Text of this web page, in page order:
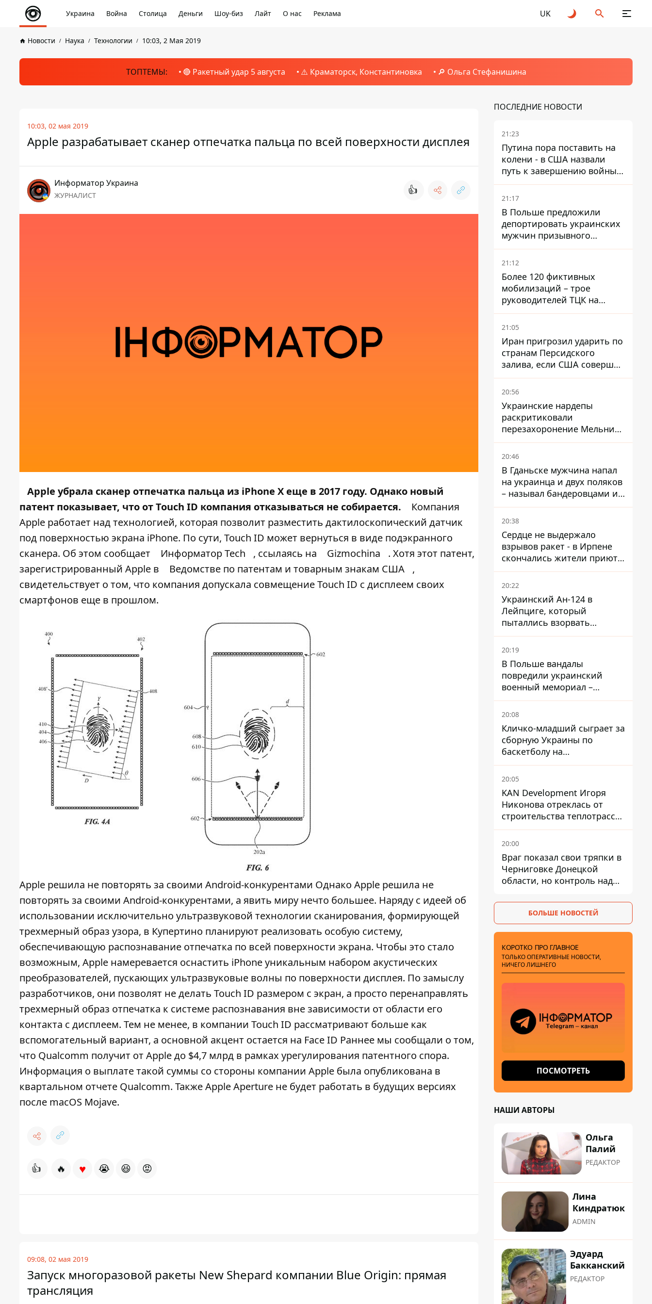
Украина Война Столица Деньги Шоу-биз Лайт О нас Реклама UK
Новости Наука Технологии 10:03, 2 Мая 2019
ТОПТЕМЫ: 🔴 Ракетный удар 5 августа ⚠️ Краматорск, Константиновка 🔎 Ольга Стефанишина
10:03, 02 мая 2019
Apple разрабатывает сканер отпечатка пальца по всей поверхности дисплея
Информатор Украина
ЖУРНАЛИСТ 👍
Apple убрала сканер отпечатка пальца из iPhone X еще в 2017 году. Однако новый
патент показывает, что от Touch ID компания отказываться не собирается.
Компания
Apple работает над технологией, которая позволит разместить дактилоскопический датчик
под поверхностью экрана iPhone. По сути, Touch ID может вернуться в виде подэкранного
сканера. Об этом сообщает
Информатор Tech , ссылаясь на Gizmochina
. Хотя этот патент,
зарегистрированный Apple в
Ведомстве по патентам и товарным знакам США
,
свидетельствует о том, что компания допускала совмещение Touch ID с дисплеем своих
смартфонов еще в прошлом.
Apple решила не повторять за своими Android-конкурентами Однако Apple решила не
повторять за своими Android-конкурентами, а явить миру нечто большее. Наряду с идеей об
использовании исключительно ультразвуковой технологии сканирования, формирующей
трехмерный образ узора, в Купертино планируют реализовать особую систему,
обеспечивающую распознавание отпечатка по всей поверхности экрана. Чтобы это стало
возможным, Apple намеревается оснастить iPhone уникальным набором акустических
преобразователей, пускающих ультразвуковые волны по поверхности дисплея. По замыслу
разработчиков, они позволят не делать Touch ID размером с экран, а просто перенаправлять
трехмерный образ отпечатка к системе распознавания вне зависимости от области его
контакта с дисплеем. Тем не менее, в компании Touch ID рассматривают больше как
вспомогательный вариант, а основной акцент остается на Face ID Раннее мы сообщали о том,
что Qualcomm получит от Apple до $4,7 млрд в рамках урегулирования патентного спора.
Информация о выплате такой суммы со стороны компании Apple была опубликована в
квартальном отчете Qualcomm. Также Apple Aperture не будет работать в будущих версиях
после macOS Mojave.
👍 🔥 ♥ 😭 😆 😡
09:08, 02 мая 2019
Запуск многоразовой ракеты New Shepard компании Blue Origin: прямая
трансляция
ПОСЛЕДНИЕ НОВОСТИ
21:23
Путина пора поставить на
колени - в США назвали
путь к завершению войны -
National Security Journal
21:17
В Польше предложили
депортировать украинских
мужчин призывного
возраста - кого это может
затронуть
21:12
Более 120 фиктивных
мобилизаций – трое
руководителей ТЦК на
Волыни и Буковине
получили подозрения за
21:05
Иран пригрозил ударить по
странам Персидского
залива, если США совершат
хотя бы одну атаку - Reuters
20:56
Украинские нардепы
раскритиковали
перезахоронение Мельника
из-за риска
дипломатической изоляции
20:46
В Гданьске мужчина напал
на украинца и двух поляков
– называл бандеровцами и
вел себя агрессивно
20:38
Сердце не выдержало
взрывов ракет - в Ирпене
скончались жители приюта
для собак с инвалидностью
20:22
Украинский Ан-124 в
Лейпциге, который
пыталлись взорвать
дроном, был загружен
боеприпасами
20:19
В Польше вандалы
повредили украинский
военный мемориал –
посольство отреагировало
20:08
Кличко-младший сыграет за
сборную Украины по
баскетболу на
квалификации ЧМ-2027
20:05
KAN Development Игоря
Никонова отреклась от
строительства теплотрассы
на Теремках
20:00
Враг показал свои тряпки в
Черниговке Донецкой
области, но контроль над
БОЛЬШЕ НОВОСТЕЙ
КОРОТКО ПРО ГЛАВНОЕ
ТОЛЬКО ОПЕРАТИВНЫЕ НОВОСТИ,
НИЧЕГО ЛИШНЕГО
ПОСМОТРЕТЬ
НАШИ АВТОРЫ
Ольга
Палий
РЕДАКТОР
Лина
Киндратюк
ADMIN
Эдуард
Бакканский
РЕДАКТОР